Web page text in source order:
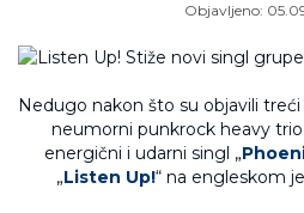
Objavljeno:
Nedugo nakon što su objavili treći
neumorni punkrock heavy trio
energični i udarni singl „
„Listen Up!“ na engleskom